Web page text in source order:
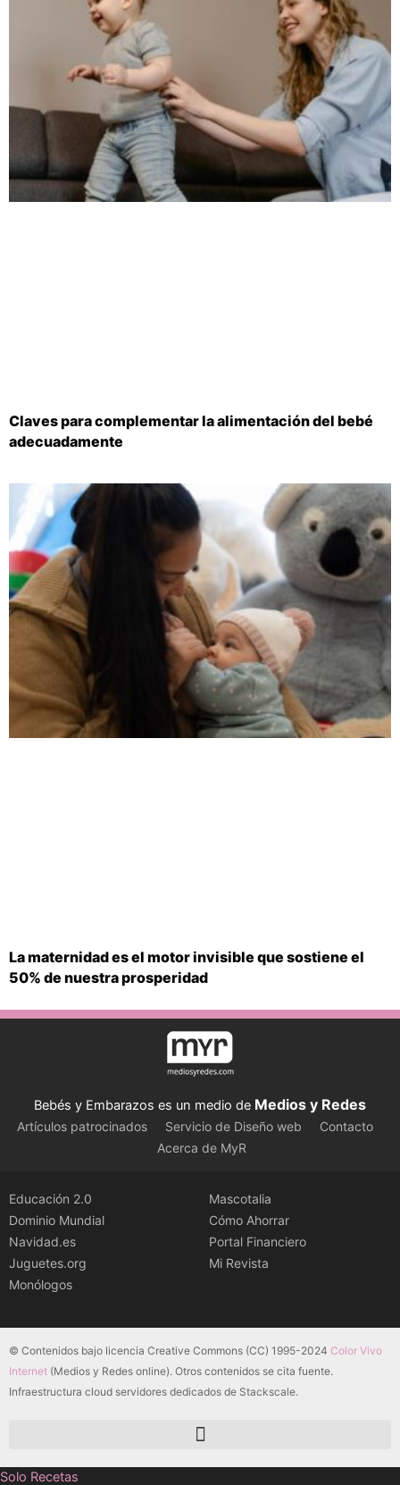
Claves para complementar la alimentación del bebé
adecuadamente
La maternidad es el motor invisible que sostiene el
50% de nuestra prosperidad
Bebés y Embarazos es un medio de Medios y Redes
Artículos patrocinados Servicio de Diseño web
Contacto
Acerca de MyR
Educación 2.0
Dominio Mundial
Navidad.es
Juguetes.org
Monólogos
Mascotalia
Cómo Ahorrar
Portal Financiero
Mi Revista
© Contenidos bajo licencia Creative Commons (CC) 1995-2024 Color Vivo
Internet (Medios y Redes online). Otros contenidos se cita fuente.
Infraestructura cloud servidores dedicados de Stackscale.
Solo Recetas